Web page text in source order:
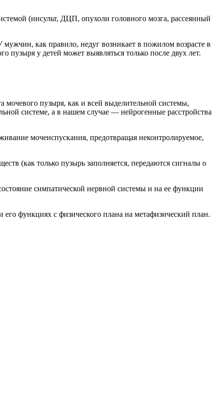
(инсульт, ДЦП, опухоли головного мозга, рассеянный
мужчин, как правило, недуг возникает в пожилом возрасте в
пузыря у детей может выявляться только после двух лет.
пузыря, как и всей выделительной системы,
системе, а в нашем случае — нейрогенные расстройства
мочеиспускания, предотвращая неконтролируемое,
(как только пузырь заполняется, передаются сигналы о
симпатической нервной системы и на ее функции
функциях с физического плана на метафизический план.